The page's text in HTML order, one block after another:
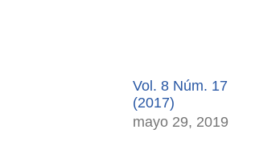
Vol. 8 Núm. 17
(2017)
mayo 29, 2019